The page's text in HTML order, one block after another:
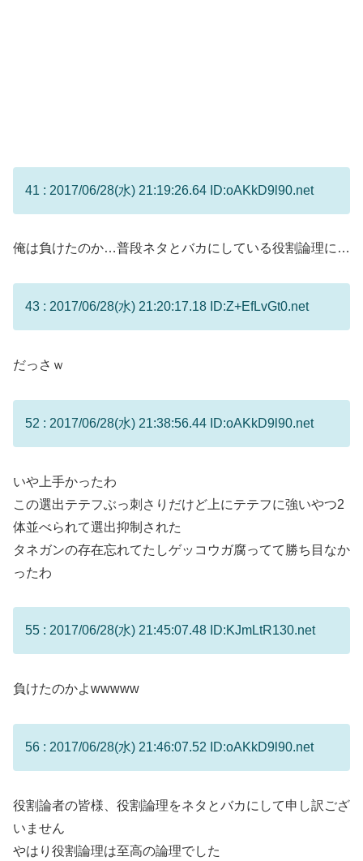
41 : 2017/06/28(水) 21:19:26.64 ID:oAKkD9l90.net
俺は負けたのか…普段ネタとバカにしている役割論理に…
43 : 2017/06/28(水) 21:20:17.18 ID:Z+EfLvGt0.net
だっさｗ
52 : 2017/06/28(水) 21:38:56.44 ID:oAKkD9l90.net
いや上手かったわ
この選出テテフぶっ刺さりだけど上にテテフに強いやつ2
体並べられて選出抑制された
タネガンの存在忘れてたしゲッコウガ腐ってて勝ち目なか
ったわ
55 : 2017/06/28(水) 21:45:07.48 ID:KJmLtR130.net
負けたのかよwwwww
56 : 2017/06/28(水) 21:46:07.52 ID:oAKkD9l90.net
役割論者の皆様、役割論理をネタとバカにして申し訳ござ
いません
やはり役割論理は至高の論理でした